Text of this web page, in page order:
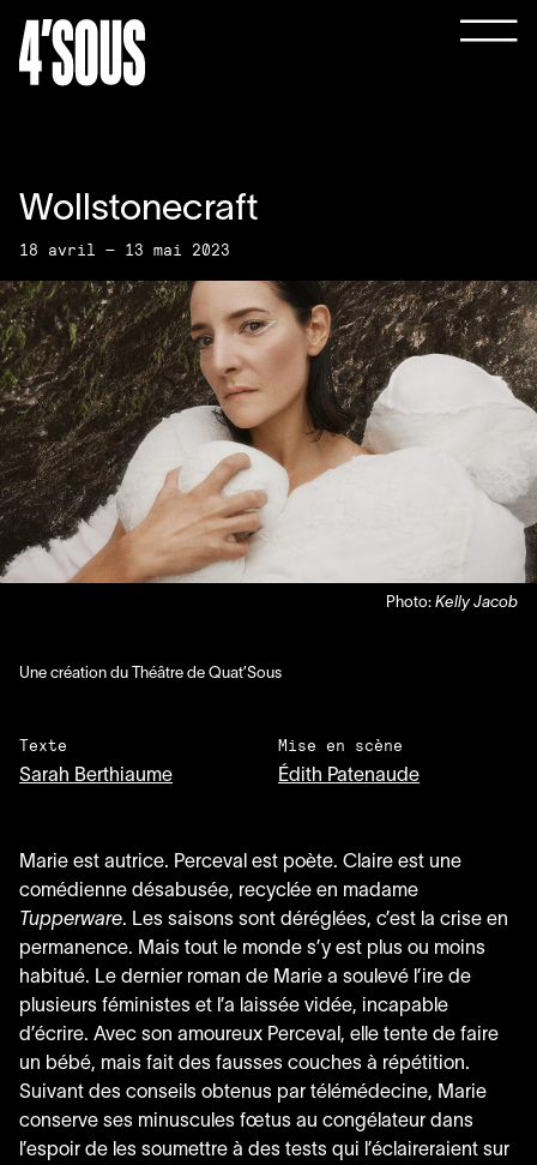
Wollstonecraft
18 avril — 13 mai 2023
Photo: Kelly Jacob
Une création du Théâtre de Quat’Sous
Texte
Sarah Berthiaume
Mise en scène
Édith Patenaude
Marie est autrice. Perceval est poète. Claire est une
comédienne désabusée, recyclée en madame
Tupperware. Les saisons sont déréglées, c’est la crise en
permanence. Mais tout le monde s’y est plus ou moins
habitué. Le dernier roman de Marie a soulevé l’ire de
plusieurs féministes et l’a laissée vidée, incapable
d’écrire. Avec son amoureux Perceval, elle tente de faire
un bébé, mais fait des fausses couches à répétition.
Suivant des conseils obtenus par télémédecine, Marie
conserve ses minuscules fœtus au congélateur dans
l’espoir de les soumettre à des tests qui l’éclaireraient sur